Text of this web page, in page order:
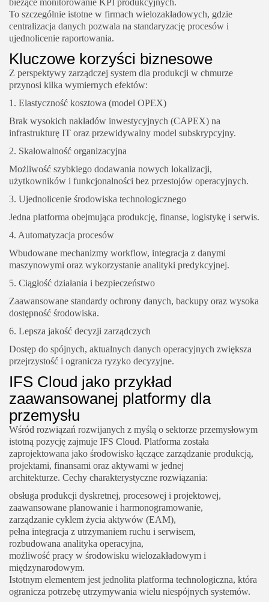
To szczególnie istotne w firmach wielozakładowych, gdzie
centralizacja danych pozwala na standaryzację procesów i
ujednolicenie raportowania.
Kluczowe korzyści biznesowe
Z perspektywy zarządczej system dla produkcji w chmurze
przynosi kilka wymiernych efektów:
1. Elastyczność kosztowa (model OPEX)
Brak wysokich nakładów inwestycyjnych (CAPEX) na
infrastrukturę IT oraz przewidywalny model subskrypcyjny.
2. Skalowalność organizacyjna
Możliwość szybkiego dodawania nowych lokalizacji,
użytkowników i funkcjonalności bez przestojów operacyjnych.
3. Ujednolicenie środowiska technologicznego
Jedna platforma obejmująca produkcję, finanse, logistykę i serwis.
4. Automatyzacja procesów
Wbudowane mechanizmy workflow, integracja z danymi
maszynowymi oraz wykorzystanie analityki predykcyjnej.
5. Ciągłość działania i bezpieczeństwo
Zaawansowane standardy ochrony danych, backupy oraz wysoka
dostępność środowiska.
6. Lepsza jakość decyzji zarządczych
Dostęp do spójnych, aktualnych danych operacyjnych zwiększa
przejrzystość i ogranicza ryzyko decyzyjne.
IFS Cloud jako przykład
zaawansowanej platformy dla
przemysłu
Wśród rozwiązań rozwijanych z myślą o sektorze przemysłowym
istotną pozycję zajmuje IFS Cloud. Platforma została
zaprojektowana jako środowisko łączące zarządzanie produkcją,
projektami, finansami oraz aktywami w jednej
architekturze. Cechy charakterystyczne rozwiązania:
obsługa produkcji dyskretnej, procesowej i projektowej,
zaawansowane planowanie i harmonogramowanie,
zarządzanie cyklem życia aktywów (EAM),
pełna integracja z utrzymaniem ruchu i serwisem,
rozbudowana analityka operacyjna,
możliwość pracy w środowisku wielozakładowym i
międzynarodowym.
Istotnym elementem jest jednolita platforma technologiczna, która
ogranicza potrzebę utrzymywania wielu niespójnych systemów.